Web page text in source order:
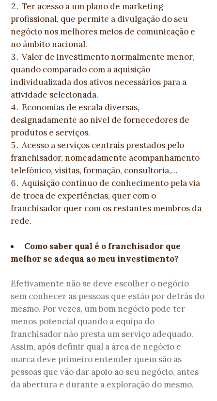
Ter acesso a um plano de marketing
profissional, que permite a divulgação do seu
negócio nos melhores meios de comunicação e
no âmbito nacional.
Valor de investimento normalmente menor,
quando comparado com a aquisição
individualizada dos ativos necessários para a
atividade selecionada.
Economias de escala diversas,
designadamente ao nível de fornecedores de
produtos e serviços.
Acesso a serviços centrais prestados pelo
franchisador, nomeadamente acompanhamento
telefónico, visitas, formação, consultoria,…
Aquisição contínuo de conhecimento pela via
de troca de experiências, quer com o
franchisador quer com os restantes membros da
rede.
Como saber qual é o franchisador que
melhor se adequa ao meu investimento?
Efetivamente não se deve escolher o negócio
sem conhecer as pessoas que estão por detrás do
mesmo. Por vezes, um bom negócio pode ter
menos potencial quando a equipa do
franchisador não presta um serviço adequado.
Assim, após definir qual a área de negócio e
marca deve primeiro entender quem são as
pessoas que vão dar apoio ao seu negócio, antes
da abertura e durante a exploração do mesmo.